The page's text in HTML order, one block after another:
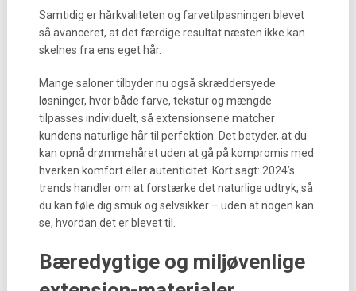
Samtidig er hårkvaliteten og farvetilpasningen blevet
så avanceret, at det færdige resultat næsten ikke kan
skelnes fra ens eget hår.
Mange saloner tilbyder nu også skræddersyede
løsninger, hvor både farve, tekstur og mængde
tilpasses individuelt, så extensionsene matcher
kundens naturlige hår til perfektion. Det betyder, at du
kan opnå drømmehåret uden at gå på kompromis med
hverken komfort eller autenticitet. Kort sagt: 2024’s
trends handler om at forstærke det naturlige udtryk, så
du kan føle dig smuk og selvsikker – uden at nogen kan
se, hvordan det er blevet til.
Bæredygtige og miljøvenlige